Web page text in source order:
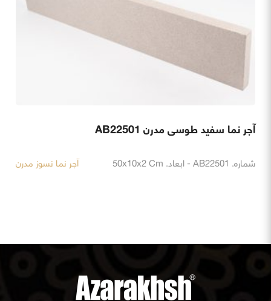
آجر نما سفید طوسی مدرن AB22501
شماره. AB22501 - ابعاد. 50x10x2 Cm آجر نما نسوز مدرن